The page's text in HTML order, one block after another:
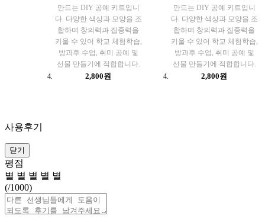
만드는 DIY 공예 키트입니
다. 다양한 색상과 모양을 조
합하며 창의력과 집중력을
키울 수 있어 학교 체험학습,
방과후 수업, 취미 공예 및
선물 만들기에 적합합니다.
2,800원
만드는 DIY 공예 키트입니
다. 다양한 색상과 모양을 조
합하며 창의력과 집중력을
키울 수 있어 학교 체험학습,
방과후 수업, 취미 공예 및
선물 만들기에 적합합니다.
2,800원
사용후기
닫기
평점
별 별 별 별 별
(/1000)